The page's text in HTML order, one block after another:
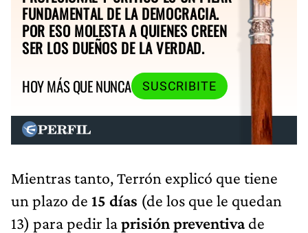
FUNDAMENTAL DE LA DEMOCRACIA.
POR ESO MOLESTA A QUIENES CREEN
SER LOS DUEÑOS DE LA VERDAD.
HOY MÁS QUE NUNCA
SUSCRIBITE
Mientras tanto, Terrón explicó que tiene
un plazo de 15 días (de los que le quedan
13) para pedir laprisión preventivade